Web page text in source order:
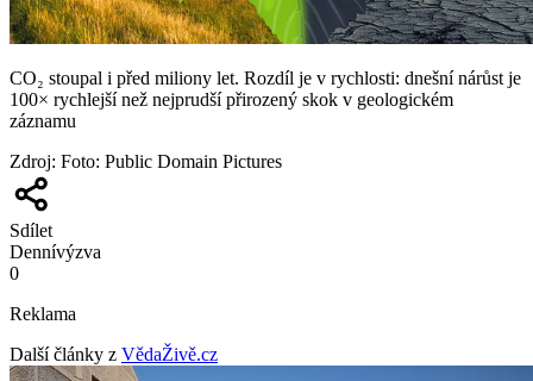
CO₂ stoupal i před miliony let. Rozdíl je v rychlosti: dnešní nárůst je
100× rychlejší než nejprudší přirozený skok v geologickém
záznamu
Zdroj: Foto: Public Domain Pictures
Sdílet
Dennívýzva
0
Reklama
Další články z VědaŽivě.cz